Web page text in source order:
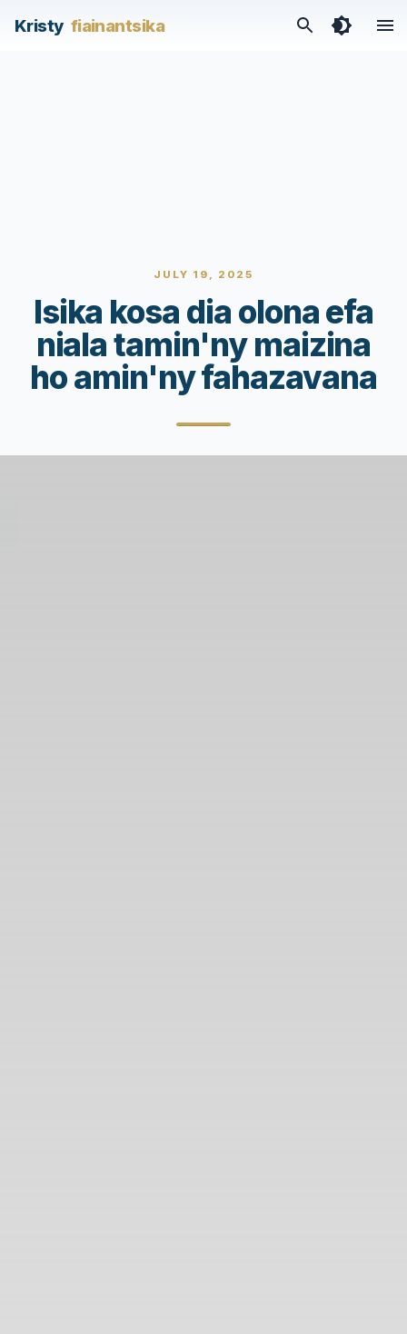
Kristy fiainantsika
JULY 19, 2025
Isika kosa dia olona efa
niala tamin'ny maizina
ho amin'ny fahazavana